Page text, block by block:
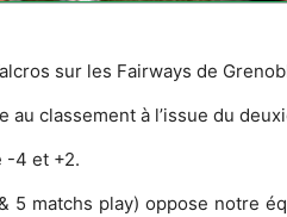
sur les Fairways de
classement à l’issue du
-4 et +2.
matchs play) oppose notre